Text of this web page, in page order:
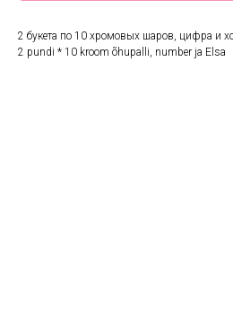
2 букета по 10 хромовых шаров, цифра и
2 pundi * 10 kroom õhupalli, number ja Elsa